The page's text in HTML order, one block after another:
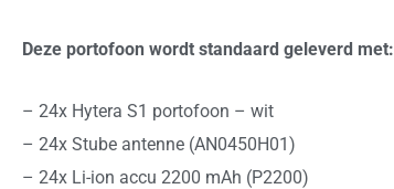
Deze portofoon wordt standaard geleverd met:
– 24x Hytera S1 portofoon – wit
– 24x Stube antenne (AN0450H01)
– 24x Li-ion accu 2200 mAh (P2200)